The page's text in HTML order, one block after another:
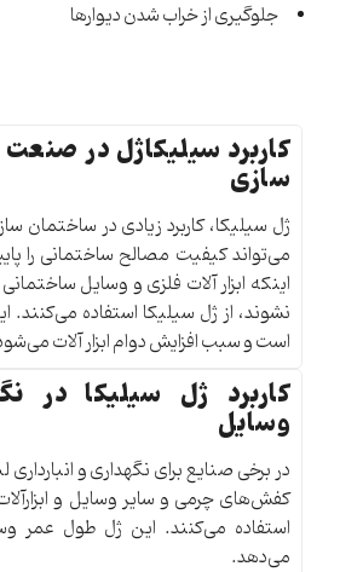
جلوگیری از خراب شدن دیوارها
کاربرد سیلیکاژل در
سازی
ژل سیلیکا، کاربرد زیادی در ساختمان
می‌تواند کیفیت مصالح ساختمانی را
اینکه ابزار آلات فلزی و وسایل
نشوند، از ژل سیلیکا استفاده می‌کنند.
است و سبب افزایش دوام ابزار آلات
کاربرد ژل سیلیکا در
وسایل
در برخی صنایع برای نگهداری و
کفش‌های چرمی و سایر وسایل و
استفاده می‌کنند. این ژل طول عمر
می‌دهد.